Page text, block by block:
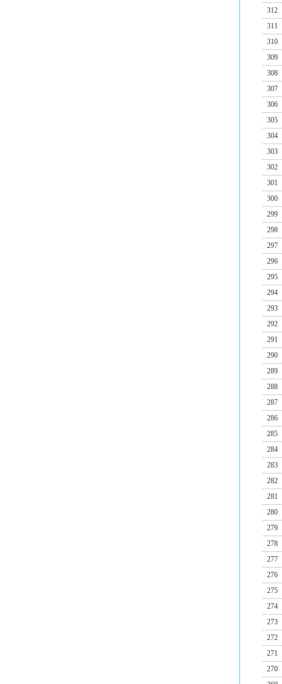
312
311
310
309
308
307
306
305
304
303
302
301
300
299
298
297
296
295
294
293
292
291
290
289
288
287
286
285
284
283
282
281
280
279
278
277
276
275
274
273
272
271
270